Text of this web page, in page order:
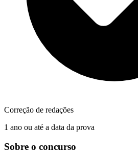
Correção de redações
1 ano ou até a data da prova
Sobre o concurso